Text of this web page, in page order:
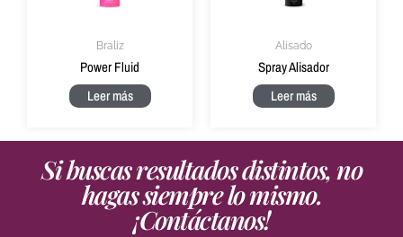
Braliz
Power Fluid
Leer más
Alisado
Spray Alisador
Leer más
Si buscas resultados distintos, no
hagas siempre lo mismo.
¡Contáctanos!